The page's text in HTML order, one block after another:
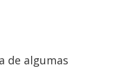
de algumas